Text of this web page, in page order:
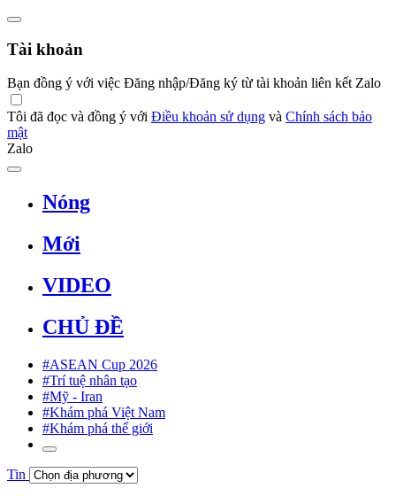
Tài khoản
Bạn đồng ý với việc Đăng nhập/Đăng ký từ tài khoản liên kết Zalo
Tôi đã đọc và đồng ý với Điều khoản sử dụng và Chính sách bảo
mật
Zalo
Nóng
Mới
VIDEO
CHỦ ĐỀ
#ASEAN Cup 2026
#Trí tuệ nhân tạo
#Mỹ - Iran
#Khám phá Việt Nam
#Khám phá thế giới
Tin